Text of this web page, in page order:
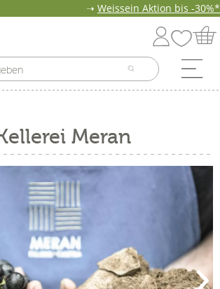
➝ Weissein Aktion bis -30%*
Meran